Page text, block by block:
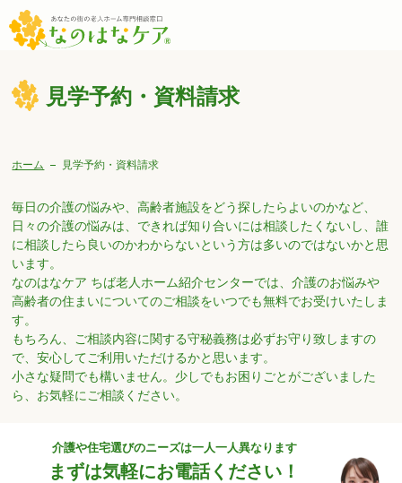
見学予約・資料請求
ホーム 見学予約・資料請求
毎日の介護の悩みや、高齢者施設をどう探したらよいのかなど、
日々の介護の悩みは、できれば知り合いには相談したくないし、誰
に相談したら良いのかわからないという方は多いのではないかと思
います。
なのはなケア ちば老人ホーム紹介センターでは、介護のお悩みや
高齢者の住まいについてのご相談をいつでも無料でお受けいたしま
す。
もちろん、ご相談内容に関する守秘義務は必ずお守り致しますの
で、安心してご利用いただけるかと思います。
小さな疑問でも構いません。少しでもお困りごとがございました
ら、お気軽にご相談ください。
介護や住宅選びのニーズは一人一人異なります
まずは気軽にお電話ください！